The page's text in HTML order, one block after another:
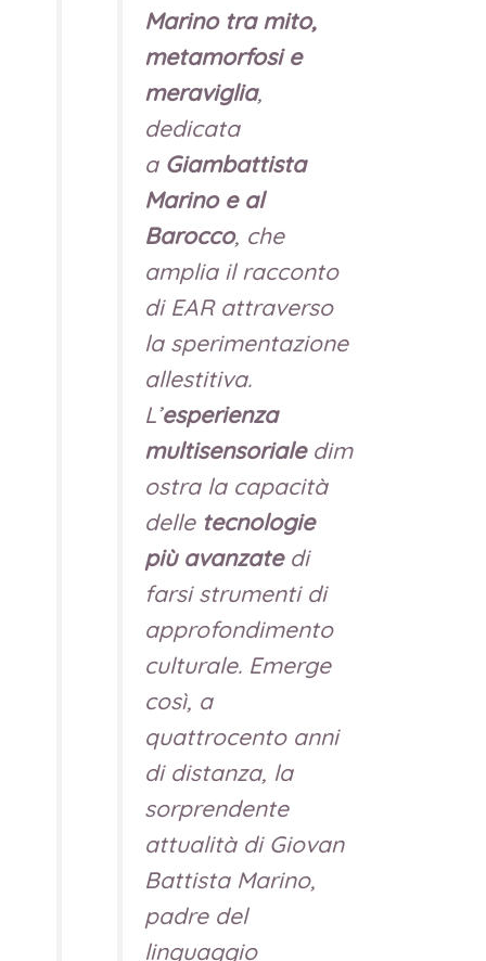
Marino tra mito,
metamorfosi e
meraviglia,
dedicata
aGiambattista
Marino e al
Barocco, che
amplia il racconto
di EAR attraverso
la sperimentazione
allestitiva.
L’esperienza
multisensorialedim
ostra la capacità
delle tecnologie
più avanzatedi
farsi strumenti di
approfondimento
culturale. Emerge
così, a
quattrocento anni
di distanza, la
sorprendente
attualità di Giovan
Battista Marino,
padre del
linguaggio